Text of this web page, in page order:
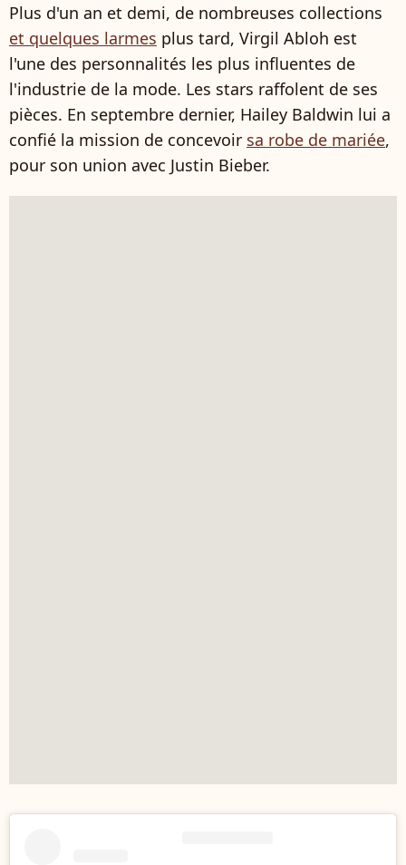
Plus d'un an et demi, de nombreuses collections
et quelques larmes plus tard, Virgil Abloh est
l'une des personnalités les plus influentes de
l'industrie de la mode. Les stars raffolent de ses
pièces. En septembre dernier, Hailey Baldwin lui a
confié la mission de concevoir sa robe de mariée,
pour son union avec Justin Bieber.